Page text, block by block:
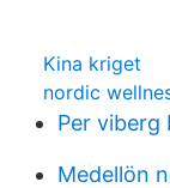
Kina kriget
nordic
Per viberg
Medellön